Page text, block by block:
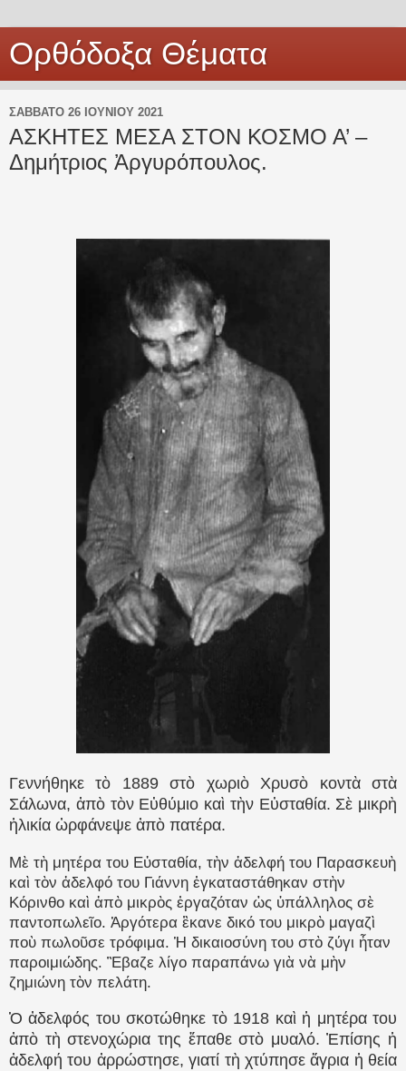
Ορθόδοξα Θέματα
ΣΆΒΒΑΤΟ 26 ΙΟΥΝΊΟΥ 2021
ΑΣΚΗΤΕΣ ΜΕΣΑ ΣΤΟΝ ΚΟΣΜΟ Α’ –
Δημήτριος Ἀργυρόπουλος.
Γεννήθηκε τὸ 1889 στὸ χωριὸ Χρυσὸ κοντὰ στὰ
Σάλωνα, ἀπὸ τὸν Εὐθύμιο καὶ τὴν Εὐσταθία. Σὲ μικρὴ
ἡλικία ὠρφάνεψε ἀπὸ πατέρα.
Μὲ τὴ μητέρα του Εὐσταθία, τὴν ἀδελφή του Παρασκευὴ
καὶ τὸν ἀδελφό του Γιάννη ἐγκαταστάθηκαν στὴν
Κόρινθο καὶ ἀπὸ μικρὸς ἐργαζόταν ὡς ὑπάλληλος σὲ
παντοπωλεῖο. Ἀργότερα ἒκανε δικό του μικρὸ μαγαζὶ
ποὺ πωλοῦσε τρόφιμα. Ἡ δικαιοσύνη του στὸ ζύγι ἦταν
παροιμιώδης. Ἒβαζε λίγο παραπάνω γιὰ νὰ μὴν
ζημιώνη τὸν πελάτη.
Ὁ ἀδελφός του σκοτώθηκε τὸ 1918 καὶ ἡ μητέρα του
ἀπὸ τὴ στενοχώρια της ἔπαθε στὸ μυαλό. Ἐπίσης ἡ
ἀδελφή του ἀρρώστησε, γιατί τὴ χτύπησε ἄγρια ἡ θεία